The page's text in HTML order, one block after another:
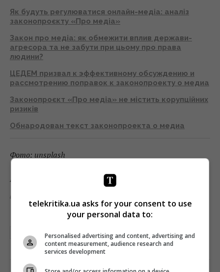
Як будуть регулюватися онлайн-медіа: аналіз
законопроєкту «Про медіа»
Закон про медіа: як обмежити вплив держави-
агресора та не забути при цьому про права
людини?
ЦЕДЕМ призвал к эффективному обсуждению и
рассмотрению поправок к законопроекту о медиа
Законопроєкт «Про медіа» не містить корупційних
ризиків
Обнародован текст законопроекта о медиа
Фото: unsplash
Підписуйтесь на «Телекритику» у
Facebook
АЛЕКСАНДР ТКАЧЕНКО ЗАКОНОПРОЕКТ О МЕДИА НСЖУ
telekritika.ua asks for your consent to use
your personal data to:
Personalised advertising and content, advertising and
content measurement, audience research and
services development